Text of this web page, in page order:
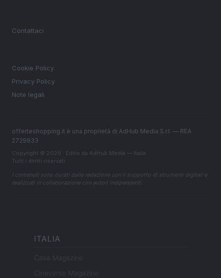
Contattaci
Cookie Policy
Privacy Policy
Note legali
offerteshopping.it è una proprietà di AdHub Media S.r.l. — REA
2729933
Copyright © 2026 · Edito da AdHub Media — Italia
Tutti i diritti riservati
I contenuti sono curati dalla redazione con il supporto di strumenti digitali e
realizzati in collaborazione con autori indipendenti.
ITALIA
Casa Magazine
Cineverse Magazine